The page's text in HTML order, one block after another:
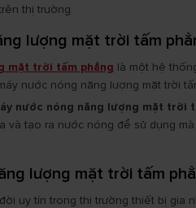
thị trường.
lượng mặt trời tấm
mặt trời tấm phẳng là một hệ
nước nóng năng lượng mặt trời
nước nóng năng lượng mặt trời
và tạo ra nước nóng để sử dụng
lượng mặt trời tấm
uy tín trong thị trường thiết bị